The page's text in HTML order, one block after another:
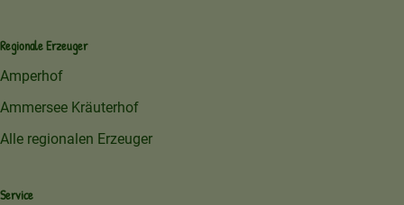
Regionale Erzeuger
Amperhof
Ammersee Kräuterhof
Alle regionalen Erzeuger
Service